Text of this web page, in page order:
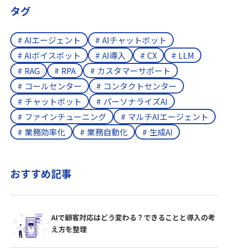
タグ
# AIエージェント
# AIチャットボット
# AIボイスボット
# AI導入 # CX
# LLM
# RAG
# RPA
# カスタマーサポート
# コールセンター
# コンタクトセンター
# チャットボット
# パーソナライズAI
# ファインチューニング
# マルチAIエージェント
# 業務効率化
# 業務自動化 # 生成AI
おすすめ記事
AIで顧客対応はどう変わる？できることと導入の考
え方を整理